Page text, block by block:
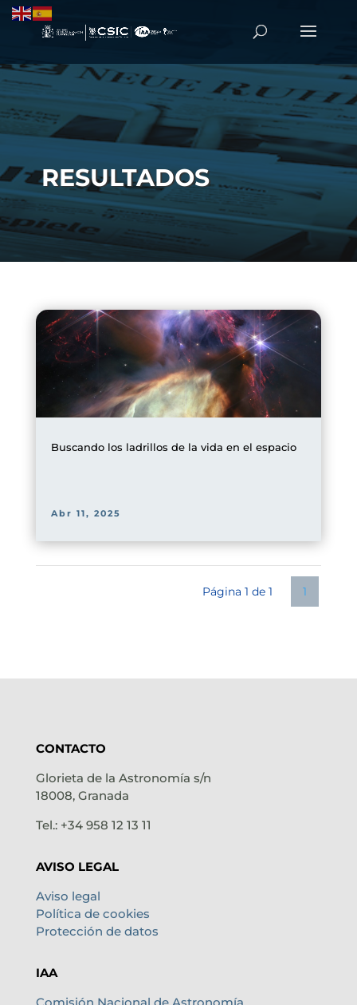
RESULTADOS
Buscando los ladrillos de la vida en el espacio
Abr 11, 2025
Página 1 de 1 1
CONTACTO
Glorieta de la Astronomía s/n
18008, Granada
Tel.: +34 958 12 13 11
AVISO LEGAL
Aviso legal
Política de cookies
Protección de datos
IAA